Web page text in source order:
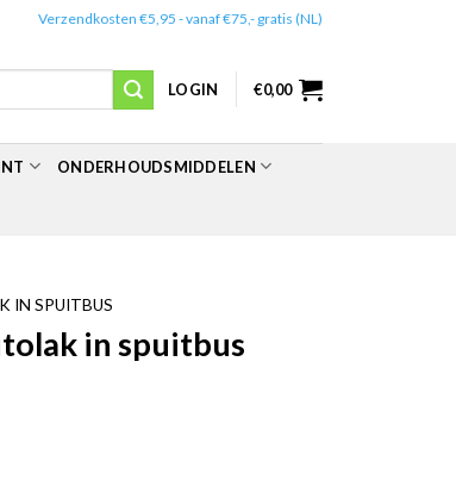
Verzendkosten €5,95 - vanaf €75,- gratis (NL)
LOGIN €0,00
ONDERHOUDSMIDDELEN
IN SPUITBUS
in spuitbus